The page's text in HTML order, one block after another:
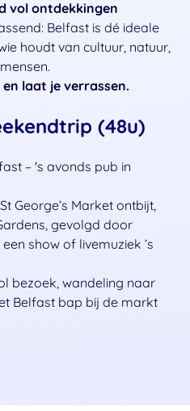
vol ontdekkingen
Belfast is dé ideale
houdt van cultuur, natuur,
laat je verrassen.
(48u)
– 's avonds pub in
George’s Market ontbijt,
gevolgd door
show of livemuziek ’s
bezoek, wandeling naar
Belfast bap bij de markt